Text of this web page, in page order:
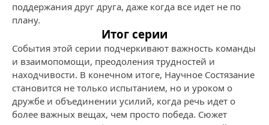
поддержания друг друга, даже когда все идет не по
плану.
Итог серии
События этой серии подчеркивают важность команды
и взаимопомощи, преодоления трудностей и
находчивости. В конечном итоге, Научное Состязание
становится не только испытанием, но и уроком о
дружбе и объединении усилий, когда речь идет о
более важных вещах, чем просто победа. Сюжет